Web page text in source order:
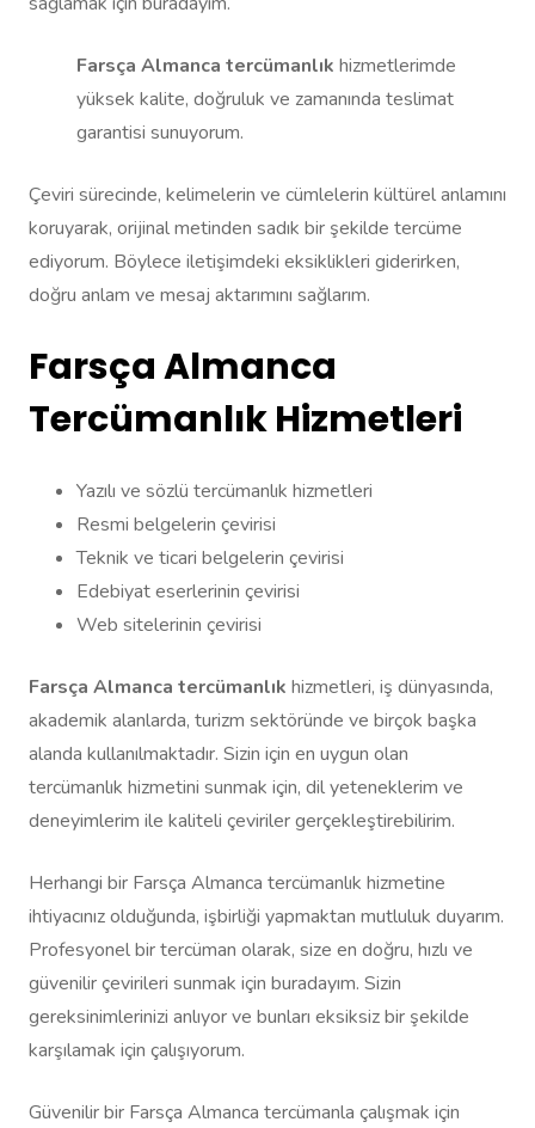
Farsça Almanca tercümanlık hizmetlerimde
yüksek kalite, doğruluk ve zamanında teslimat
garantisi sunuyorum.
Çeviri sürecinde, kelimelerin ve cümlelerin kültürel anlamını
koruyarak, orijinal metinden sadık bir şekilde tercüme
ediyorum. Böylece iletişimdeki eksiklikleri giderirken,
doğru anlam ve mesaj aktarımını sağlarım.
Farsça Almanca
Tercümanlık Hizmetleri
Yazılı ve sözlü tercümanlık hizmetleri
Resmi belgelerin çevirisi
Teknik ve ticari belgelerin çevirisi
Edebiyat eserlerinin çevirisi
Web sitelerinin çevirisi
Farsça Almanca tercümanlık hizmetleri, iş dünyasında,
akademik alanlarda, turizm sektöründe ve birçok başka
alanda kullanılmaktadır. Sizin için en uygun olan
tercümanlık hizmetini sunmak için, dil yeteneklerim ve
deneyimlerim ile kaliteli çeviriler gerçekleştirebilirim.
Herhangi bir Farsça Almanca tercümanlık hizmetine
ihtiyacınız olduğunda, işbirliği yapmaktan mutluluk duyarım.
Profesyonel bir tercüman olarak, size en doğru, hızlı ve
güvenilir çevirileri sunmak için buradayım. Sizin
gereksinimlerinizi anlıyor ve bunları eksiksiz bir şekilde
karşılamak için çalışıyorum.
Güvenilir bir Farsça Almanca tercümanla çalışmak için